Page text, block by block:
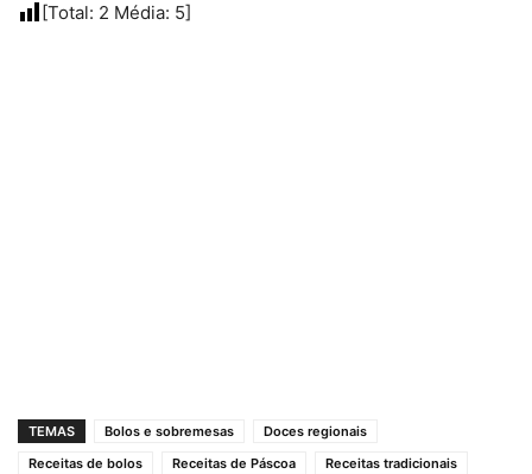
[Total: 2 Média: 5]
TEMAS Bolos e sobremesas
Doces regionais
Receitas de bolos
Receitas de Páscoa Receitas tradicionais